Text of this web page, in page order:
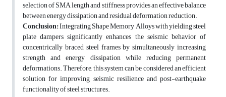
selection of SMA length and stiffness provides an effective balance
between energy dissipation and residual deformation reduction.
Conclusion:Integrating Shape Memory Alloys with yielding steel
plate dampers significantly enhances the seismic behavior of
concentrically braced steel frames by simultaneously increasing
strength and energy dissipation while reducing permanent
deformations. Therefore, this system can be considered an efficient
solution for improving seismic resilience and post-earthquake
functionality of steel structures.